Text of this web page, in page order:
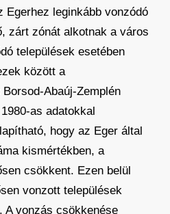
Egerhez leginkább vonzódó
zárt zónát alkotnak a város
települések esetében
között a
Abaúj-Zemplén
as adatokkal
hogy az Eger által
kismértékben, a
csökkent. Ezen belül
vonzott települések
A vonzás csökkenése